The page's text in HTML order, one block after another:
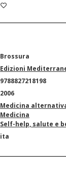
Brossura
Edizioni
9788827218198
2006
Medicina
Medicina
Self-help, salute e
ita